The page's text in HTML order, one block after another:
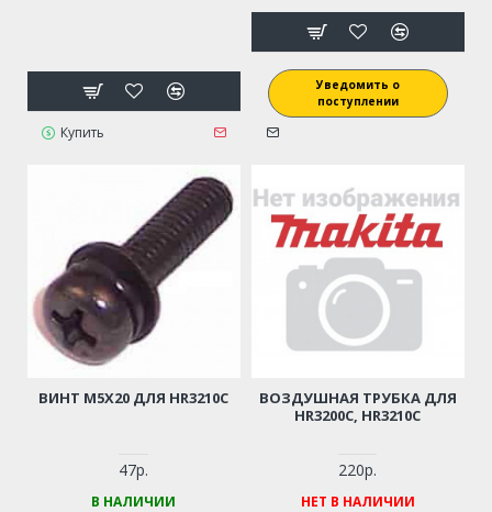
Купить
Уведомить о
поступлении
ВИНТ M5Х20 ДЛЯ HR3210C
47р.
В НАЛИЧИИ
ВОЗДУШНАЯ ТРУБКА ДЛЯ
HR3200C, HR3210C
220р.
НЕТ В НАЛИЧИИ